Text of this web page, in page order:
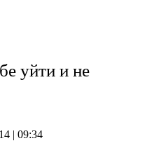
уйти и не
| 09:34